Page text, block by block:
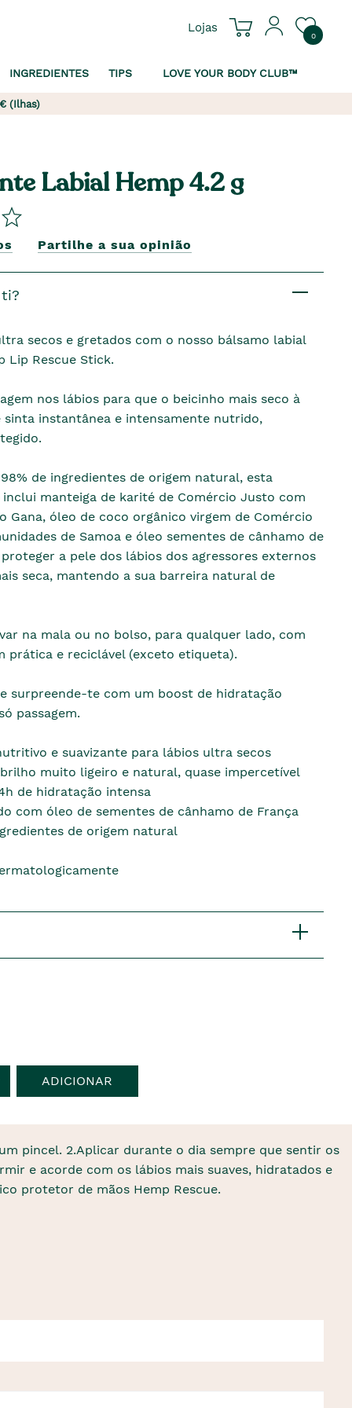
Lojas
0
INGREDIENTES TIPS LOVE YOUR BODY CLUB™
(Ilhas)
Labial Hemp 4.2 g
Partilhe a sua opinião
secos e gretados com o nosso bálsamo labial
Lip Rescue Stick.
nos lábios para que o beicinho mais seco à
sinta instantânea e intensamente nutrido,
de ingredientes de origem natural, esta
manteiga de karité de Comércio Justo com
Gana, óleo de coco orgânico virgem de Comércio
de Samoa e óleo sementes de cânhamo de
proteger a pele dos lábios dos agressores externos
seca, mantendo a sua barreira natural de
na mala ou no bolso, para qualquer lado, com
prática e reciclável (exceto etiqueta).
surpreende-te com um boost de hidratação
passagem.
e suavizante para lábios ultra secos
muito ligeiro e natural, quase impercetível
de hidratação intensa
com óleo de sementes de cânhamo de França
de origem natural
ADICIONAR
pincel. 2.Aplicar durante o dia sempre que sentir os
e acorde com os lábios mais suaves, hidratados e
protetor de mãos Hemp Rescue.